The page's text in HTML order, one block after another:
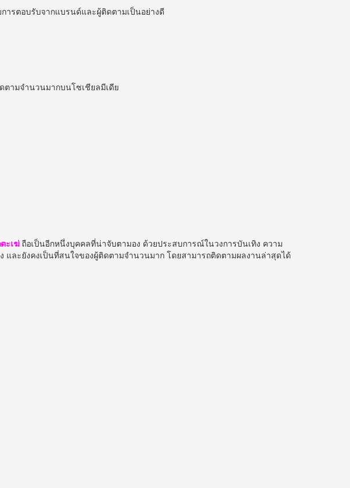
ารตอบรับจากแบรนด์และผู้ติดตามเป็นอย่างดี
ตามจำนวนมากบนโซเชียลมีเดีย
ะเฆ่ ถือเป็นอีกหนึ่งบุคคลที่น่าจับตามอง ด้วยประสบการณ์ในวงการบันเทิง ความ
และยังคงเป็นที่สนใจของผู้ติดตามจำนวนมาก โดยสามารถติดตามผลงานล่าสุดได้